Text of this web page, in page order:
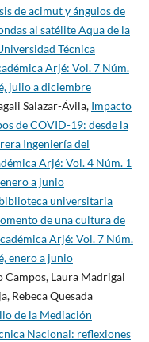
de acimut y ángulos de
al satélite Aqua de la
Técnica
Arjé: Vol. 7 Núm.
julio a diciembre
Salazar-Ávila, Impacto
de COVID-19: desde la
Ingeniería del
Arjé: Vol. 4 Núm. 1
a junio
universitaria
de una cultura de
Arjé: Vol. 7 Núm.
enero a junio
Campos, Laura Madrigal
Rebeca Quesada
de la Mediación
Nacional: reflexiones